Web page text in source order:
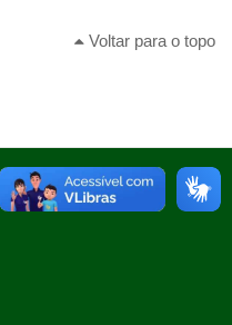
Voltar para o topo